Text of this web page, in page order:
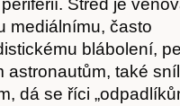
Střed je
mediálnímu, často
blábolení,
astronautům, také
dá se říci